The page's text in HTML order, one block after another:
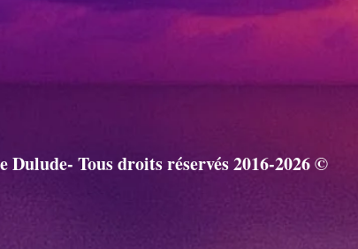
Dulude- Tous droits réservés 2016-2026 ©